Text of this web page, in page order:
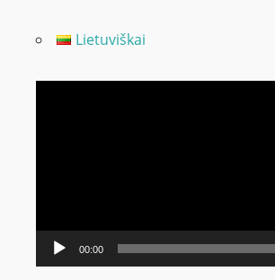
Lietuviškai
00:00